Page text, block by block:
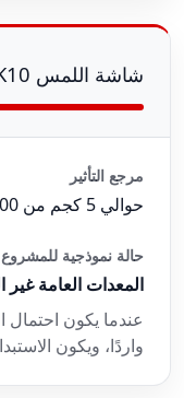
شاشة اللمس IK10
مرجع التأثير
حوالي 5 كجم من 400 ملم
حالة نموذجية للمشروع
المعدات العامة غير
عندما يكون
واردًا، ويكون